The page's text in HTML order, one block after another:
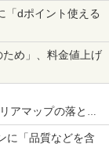
「dポイント使える
め」、料金値上げ
アマップの落とし
に「品質などを含